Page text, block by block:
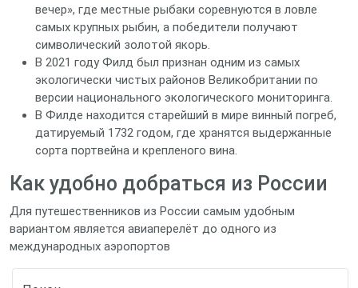
вечер», где местные рыбаки соревнуются в ловле
самых крупных рыбин, а победители получают
символический золотой якорь.
В 2021 году Филд был признан одним из самых
экологически чистых районов Великобритании по
версии национального экологического мониторинга.
В Филде находится старейший в мире винный погреб,
датируемый 1732 годом, где хранятся выдержанные
сорта портвейна и крепленого вина.
Как удобно добраться из России
Для путешественников из России самым удобным
вариантом является авиаперелёт до одного из
международных аэропортов